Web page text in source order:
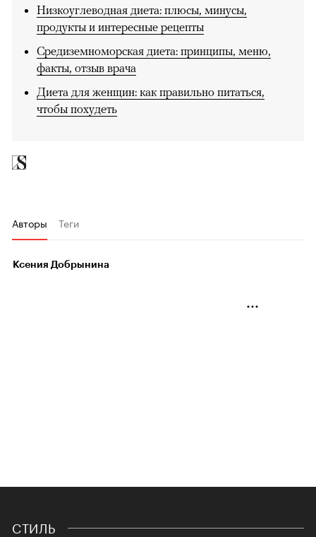
Низкоуглеводная диета: плюсы, минусы,
продукты и интересные рецепты
Средиземноморская диета: принципы, меню,
факты, отзыв врача
Диета для женщин: как правильно питаться,
чтобы похудеть
Авторы Теги
Ксения Добрынина
СТИЛЬ